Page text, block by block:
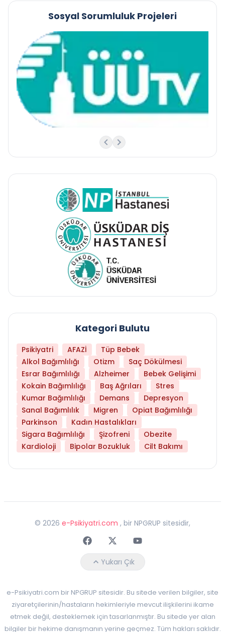
Sosyal Sorumluluk Projeleri
Kategori Bulutu
Psikiyatri AFAZİ
Tüp Bebek
Alkol Bağımlılığı
Otizm
Saç Dökülmesi
Esrar Bağımlılığı
Alzheimer
Bebek Gelişimi
Kokain Bağımlılığı
Baş Ağrıları
Stres
Kumar Bağımlılığı
Demans
Depresyon
Sanal Bağımlılık
Migren
Opiat Bağımlılığı
Parkinson
Kadın Hastalıkları
Sigara Bağımlılığı
Şizofreni
Obezite
Kardioloji
Bipolar Bozukluk Cilt Bakımı
© 2026 e-Psikiyatri.com , bir NPGRUP sitesidir,
FaceebokTwitterYoutube
Yukarı Çık
e-Psikiyatri.com bir NPGRUP sitesidir. Bu sitede verilen bilgiler, site
ziyaretçilerinin/hastaların hekimleriyle mevcut ilişkilerini ikame
etmek değil, desteklemek için tasarlanmıştır. Bu sitede yer alan
bilgiler bir hekime danışmanın yerine geçmez. Tüm hakları saklıdır.